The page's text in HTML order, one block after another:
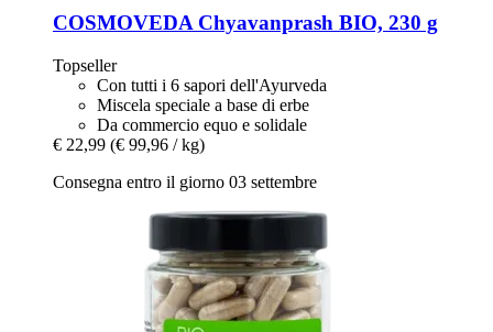
COSMOVEDAChyavanprash BIO, 230 g
Topseller
Con tutti i 6 sapori dell'Ayurveda
Miscela speciale a base di erbe
Da commercio equo e solidale
€ 22,99 (€ 99,96 / kg)
Consegna entro il giorno 03 settembre